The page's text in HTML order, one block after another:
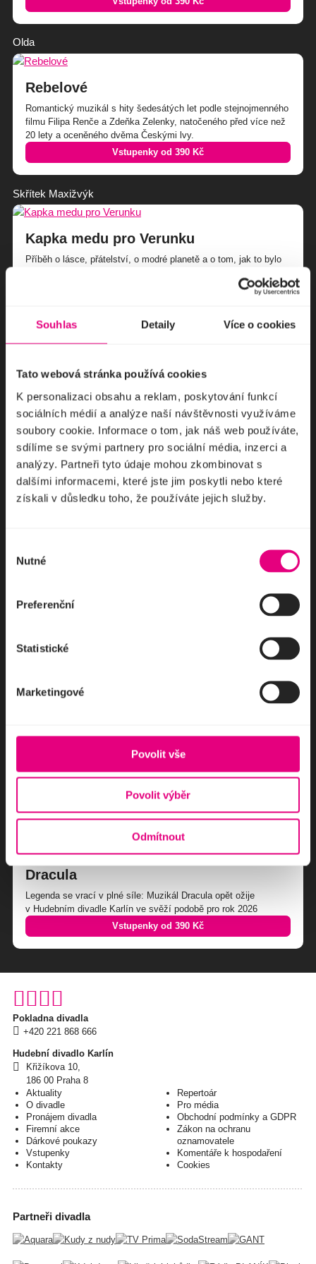
Souhlas Detaily Více o cookies
Tato webová stránka používá cookies
K personalizaci obsahu a reklam, poskytování funkcí
sociálních médií a analýze naší návštěvnosti využíváme
soubory cookie. Informace o tom, jak náš web používáte,
sdílíme se svými partnery pro sociální média, inzerci a
analýzy. Partneři tyto údaje mohou zkombinovat s
dalšími informacemi, které jste jim poskytli nebo které
získali v důsledku toho, že používáte jejich služby.
souhlasu
Nutné
Preferenční
Statistické
Marketingové
Povolit vše
Povolit výběr
Odmítnout
Olda
Rebelové
Romantický muzikál s hity šedesátých let podle stejnojmenného
filmu Filipa Renče a Zdeňka Zelenky, natočeného před více než
20 lety a oceněného dvěma Českými lvy.
Vstupenky od 390 Kč
Skřítek Maxižvýk
Kapka medu pro Verunku
Příběh o lásce, přátelství, o modré planetě a o tom, jak to bylo
a Hloupého Honzy, jestli uměli opravdu vládnout a jestli náhodou
Močál Story
Malá scéna
Močál Story je hudební komedie protkaná písničkami Ivana
Mládka, které dobře znáte. Celou hru napsal Ivan Mládek
s osobitým vtipem ve verších a zazní v ní písničky notoricky
známé jako je např. Jožin z bažin.
Vstupenky od 690 Kč
Malá scéna
Rodinný čarodějný muzikál ožívá na Malé scéně Hudebního
podle knihy Karla Poláčka.
Nick
Dracula
Legenda se vrací v plné síle: Muzikál Dracula opět ožije
v Hudebním divadle Karlín ve svěží podobě pro rok 2026
Vstupenky od 390 Kč
Facebook
YouTube
Instagram
Aktuality
O divadle
Pronájem divadla
Firemní akce
Dárkové poukazy
Vstupenky
Kontakty
Repertoár
Pro média
Obchodní podmínky a GDPR
Zákon na ochranu
oznamovatele
Komentáře k hospodaření
Cookies
Pokladna divadla
+420 221 868 666
Hudební divadlo Karlín
Křižíkova 10,
186 00 Praha 8
Partneři divadla